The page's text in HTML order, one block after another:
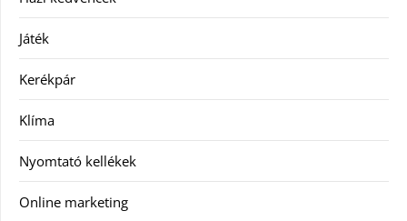
Játék
Kerékpár
Klíma
Nyomtató kellékek
Online marketing